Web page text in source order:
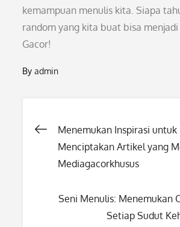
kemampuan menulis kita. Siapa
random yang kita buat bisa
Gacor!
Byadmin
Post
navigation
Menemukan Inspirasi untuk
Menciptakan Artikel yang
Mediagacorkhusus
Seni Menulis: Menemukan
Setiap Sudut